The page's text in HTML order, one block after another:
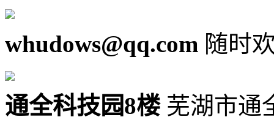
whudows@qq.com 随时
通全科技园8楼 芜湖市通